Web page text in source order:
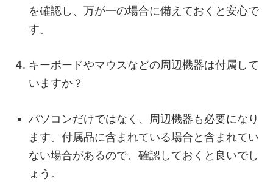
を確認し、万が一の場合に備えておくと安心で
す。
キーボードやマウスなどの周辺機器は付属して
いますか？
パソコンだけではなく、周辺機器も必要になり
ます。付属品に含まれている場合と含まれてい
ない場合があるので、確認しておくと良いでし
ょう。